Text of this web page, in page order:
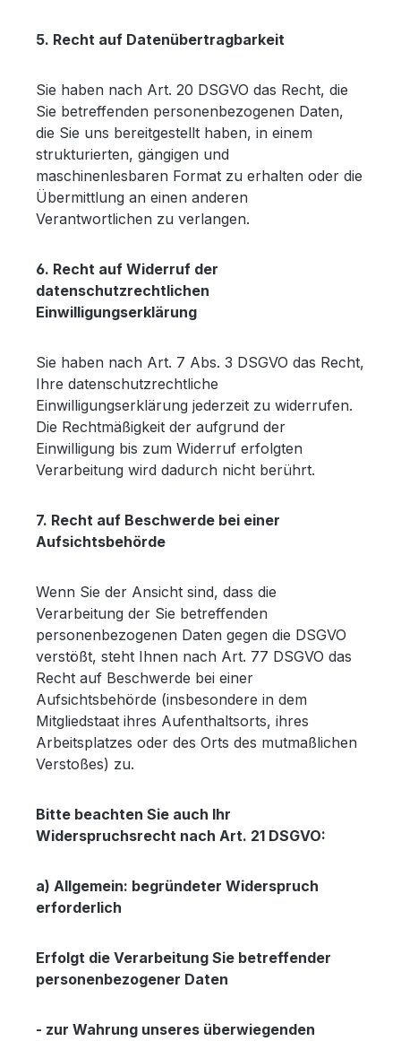
5. Recht auf Datenübertragbarkeit
Sie haben nach Art. 20 DSGVO das Recht, die
Sie betreffenden personenbezogenen Daten,
die Sie uns bereitgestellt haben, in einem
strukturierten, gängigen und
maschinenlesbaren Format zu erhalten oder die
Übermittlung an einen anderen
Verantwortlichen zu verlangen.
6. Recht auf Widerruf der
datenschutzrechtlichen
Einwilligungserklärung
Sie haben nach Art. 7 Abs. 3 DSGVO das Recht,
Ihre datenschutzrechtliche
Einwilligungserklärung jederzeit zu widerrufen.
Die Rechtmäßigkeit der aufgrund der
Einwilligung bis zum Widerruf erfolgten
Verarbeitung wird dadurch nicht berührt.
7. Recht auf Beschwerde bei einer
Aufsichtsbehörde
Wenn Sie der Ansicht sind, dass die
Verarbeitung der Sie betreffenden
personenbezogenen Daten gegen die DSGVO
verstößt, steht Ihnen nach Art. 77 DSGVO das
Recht auf Beschwerde bei einer
Aufsichtsbehörde (insbesondere in dem
Mitgliedstaat ihres Aufenthaltsorts, ihres
Arbeitsplatzes oder des Orts des mutmaßlichen
Verstoßes) zu.
Bitte beachten Sie auch Ihr
Widerspruchsrecht nach Art. 21 DSGVO:
a) Allgemein: begründeter Widerspruch
erforderlich
Erfolgt die Verarbeitung Sie betreffender
personenbezogener Daten
- zur Wahrung unseres überwiegenden